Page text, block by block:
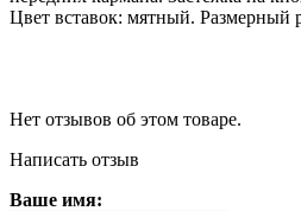
Цвет вставок: мятный. Размерный
Нет отзывов об этом товаре.
Написать отзыв
Ваше имя: